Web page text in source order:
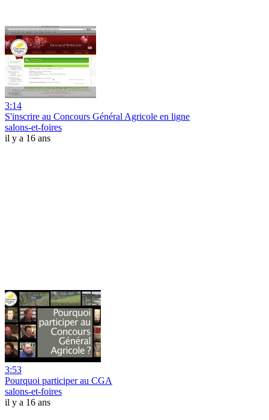
3:14
S'inscrire au Concours Général Agricole en ligne
salons-et-foires
il y a 16 ans
3:53
Pourquoi participer au CGA
salons-et-foires
il y a 16 ans